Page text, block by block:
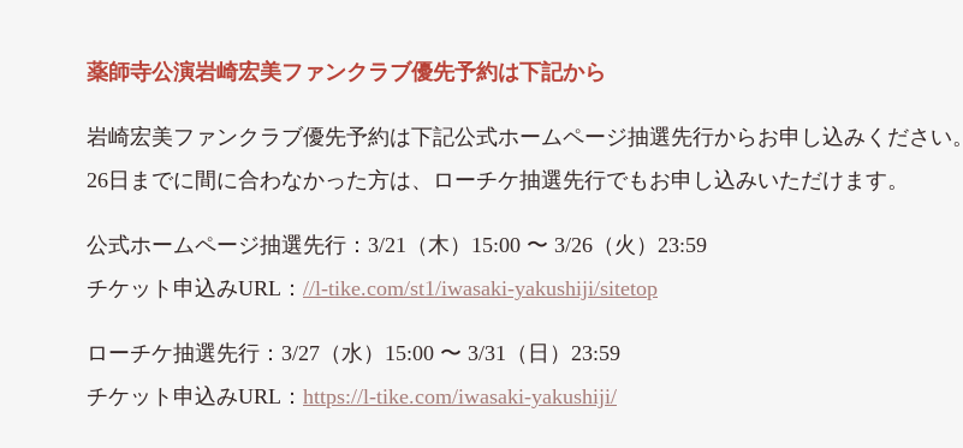
薬師寺公演岩崎宏美ファンクラブ優先予約は下記から
岩崎宏美ファンクラブ優先予約は下記公式ホームページ抽選先行からお申し込みください。
26日までに間に合わなかった方は、ローチケ抽選先行でもお申し込みいただけます。
公式ホームページ抽選先行：3/21（木）15:00 〜 3/26（火）23:59
チケット申込みURL： //l-tike.com/st1/iwasaki-yakushiji/sitetop
ローチケ抽選先行：3/27（水）15:00 〜 3/31（日）23:59
チケット申込みURL： https://l-tike.com/iwasaki-yakushiji/